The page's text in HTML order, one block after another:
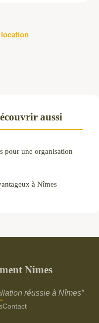
aussi
pour une organisation
à Nîmes
Nimes
réussie à Nîmes”
Contact